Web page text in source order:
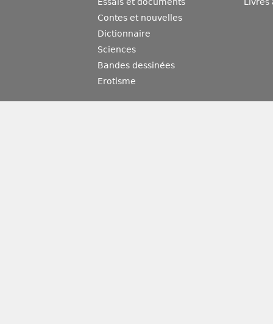
Essais et documents
Contes et nouvelles
Dictionnaire
Sciences
Bandes dessinées
Erotisme
Livres